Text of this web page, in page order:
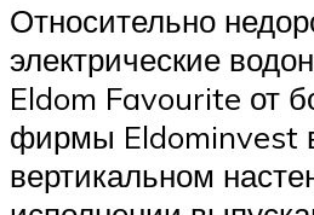
Относительно
электрические
Eldom Favourite от
фирмы Eldominvest
вертикальном